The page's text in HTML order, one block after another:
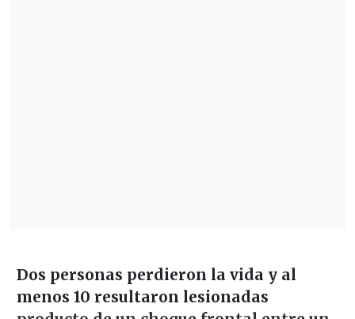
Dos personas perdieron la vida y al
menos 10 resultaron lesionadas